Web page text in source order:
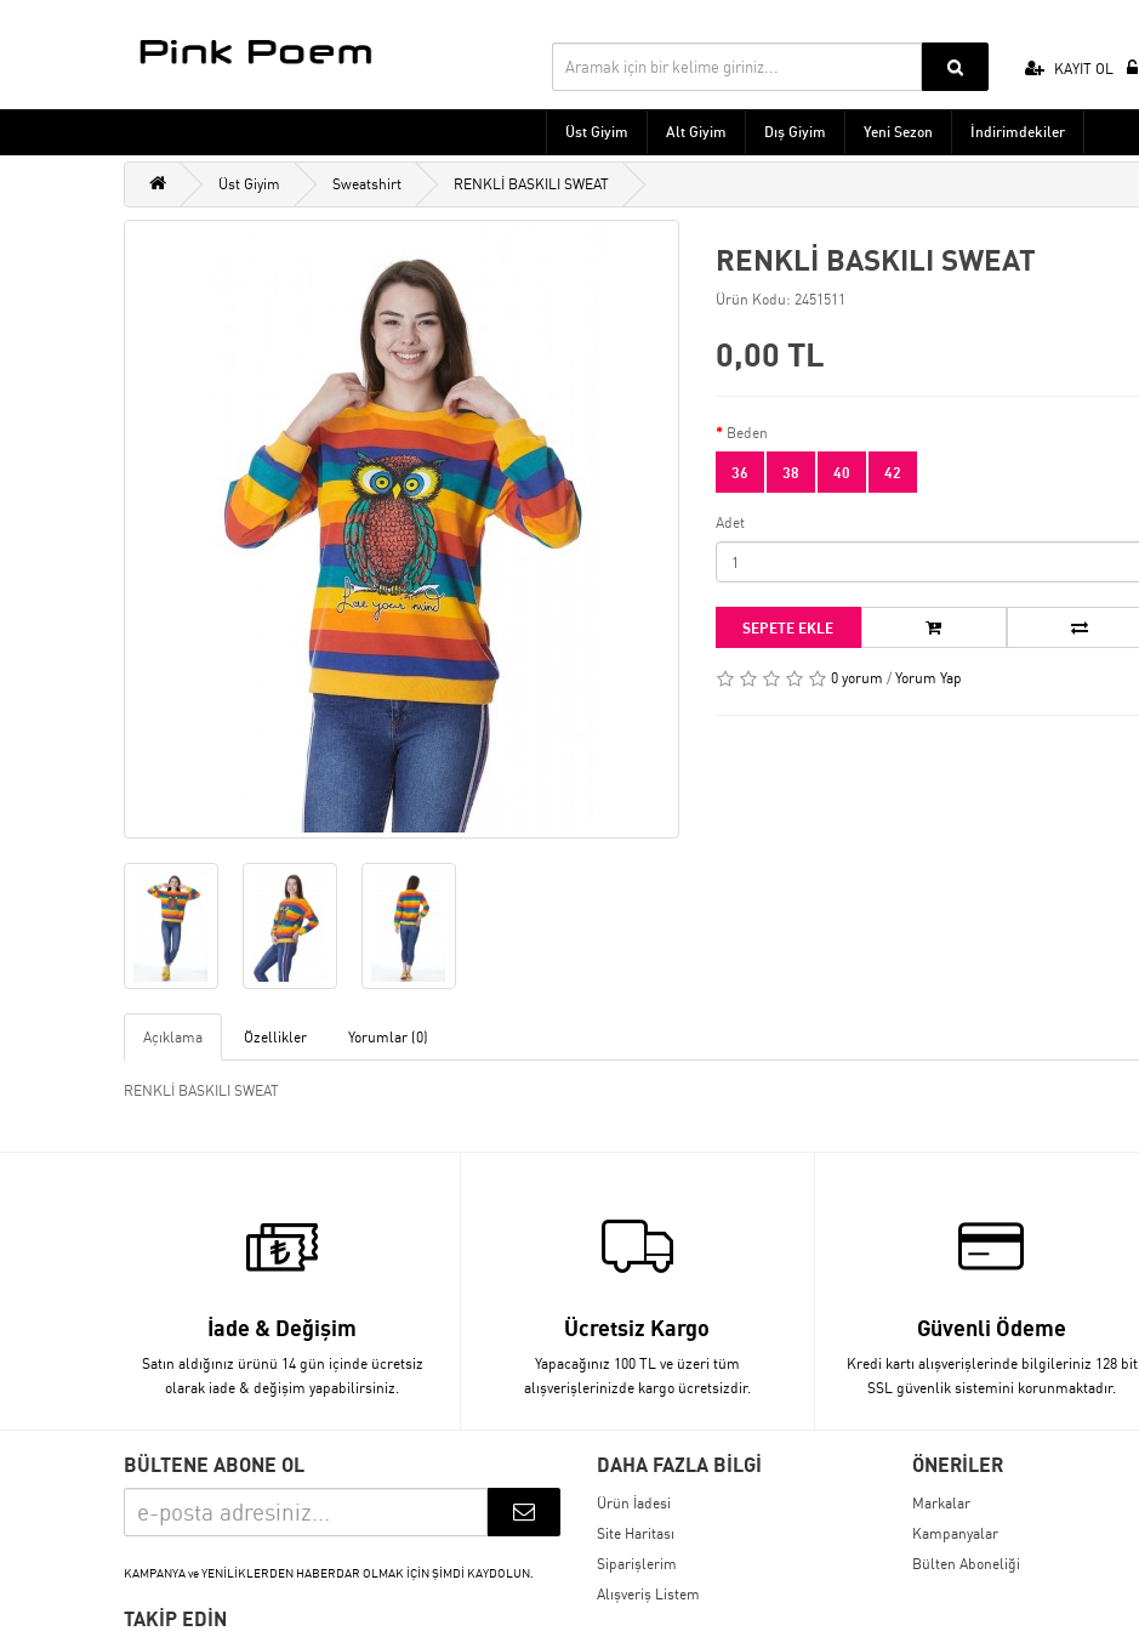
KAYIT OL
Üst Giyim Alt Giyim Dış Giyim Yeni Sezon İndirimdekiler
Üst Giyim Sweatshirt RENKLİ BASKILI SWEAT
RENKLİ BASKILI SWEAT
Ürün Kodu: 2451511
0,00 TL
Beden
36 38 40 42
Adet
SEPETE EKLE
0 yorum / Yorum Yap
Açıklama Özellikler Yorumlar (0)
RENKLİ BASKILI SWEAT
İade & Değişim
Satın aldığınız ürünü 14 gün içinde ücretsiz
olarak iade & değişim yapabilirsiniz.
Ücretsiz Kargo
Yapacağınız 100 TL ve üzeri tüm
alışverişlerinizde kargo ücretsizdir.
Güvenli Ödeme
Kredi kartı alışverişlerinde bilgileriniz 128 bit
SSL güvenlik sistemini korunmaktadır.
BÜLTENE ABONE OL
KAMPANYA ve YENİLİKLERDEN HABERDAR OLMAK İÇİN ŞİMDİ KAYDOLUN.
TAKİP EDİN
DAHA FAZLA BİLGİ
Ürün İadesi
Site Haritası
Siparişlerim
Alışveriş Listem
ÖNERİLER
Markalar
Kampanyalar
Bülten Aboneliği